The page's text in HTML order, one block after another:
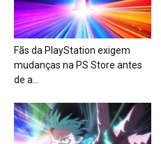
Fãs da PlayStation exigem
mudanças na PS Store antes
de a...